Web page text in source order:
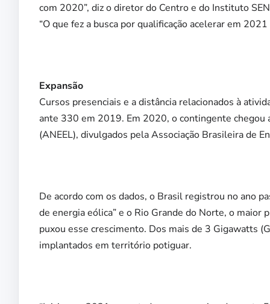
com 2020”, diz o diretor do Centro e do Instituto
“O que fez a busca por qualificação acelerar em
Expansão
Cursos presenciais e a distância relacionados à
ante 330 em 2019. Em 2020, o contingente chegou
(ANEEL), divulgados pela Associação Brasileira de
De acordo com os dados, o Brasil registrou no ano
de energia eólica” e o Rio Grande do Norte, o
puxou esse crescimento. Dos mais de 3 Gigawatts
implantados em território potiguar.